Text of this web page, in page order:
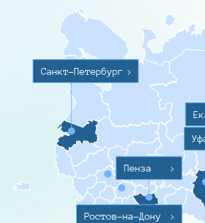
Санкт-Петербург >
Ростов-на-Дону >
Пенза >